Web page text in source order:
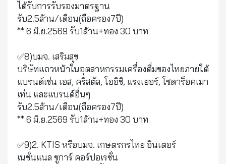
ได้รับการรับรองมาตรฐาน
รับ2.5ล้าน/เดือน(ถือครอง7ปี)
** 6 มิ.ย.2569 รับ1ล้าน+ทอง 30 บาท
✅8)บมจ. เสริมสุข
บริษัทแถวหน้าในอุตสาหกรรมเครื่องดื่มของไทยภายใต้
แบรนด์เช่น เอส, คริสตัล, โออิชิ, แรงเยอร์, โซดาร็อคเมา
เท่น และแบรนด์อื่นๆ
รับ2.5ล้าน/เดือน(ถือครอง7ปี)
** 6 มิ.ย.2569 รับ1ล้าน+ทอง 30 บาท
✅9)2. KTIS หรือบมจ. เกษตรกรไทย อินเตอร์
เนชั่นแนล ชูการ์ คอร์ปอเรชั่น